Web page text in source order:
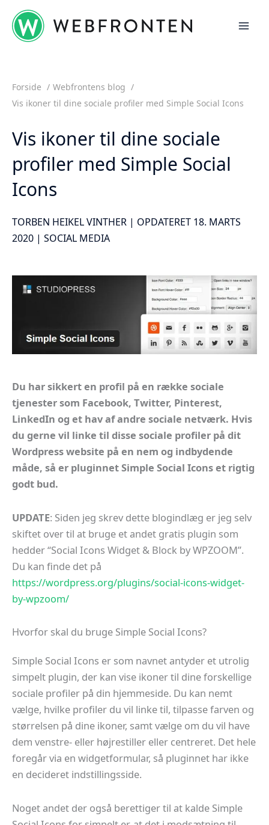
indholdet
Forside
Webfrontens blog
Vis ikoner til dine sociale profiler med Simple Social Icons
Vis ikoner til dine sociale
profiler med Simple Social
Icons
TORBEN HEIKEL VINTHER | OPDATERET 18. MARTS
2020 | SOCIAL MEDIA
Du har sikkert en profil på en række sociale
tjenester som Facebook, Twitter, Pinterest,
LinkedIn og et hav af andre sociale netværk. Hvis
du gerne vil linke til disse sociale profiler på dit
Wordpress website på en nem og indbydende
måde, så er pluginnet Simple Social Icons et rigtig
godt bud.
UPDATE: Siden jeg skrev dette blogindlæg er jeg selv
skiftet over til at bruge et andet gratis plugin som
hedder “Social Icons Widget & Block by WPZOOM”.
Du kan finde det på
https://wordpress.org/plugins/social-icons-widget-
by-wpzoom/
Hvorfor skal du bruge Simple Social Icons?
Simple Social Icons er som navnet antyder et utrolig
simpelt plugin, der kan vise ikoner til dine forskellige
sociale profiler på din hjemmeside. Du kan nemt
vælge, hvilke profiler du vil linke til, tilpasse farven og
størrelsen på dine ikoner, samt vælge om du vil have
dem venstre- eller højrestiller eller centreret. Det hele
foregår via en widgetformular, så pluginnet har ikke
en decideret indstillingsside.
Noget andet der også berettiger til at kalde Simple